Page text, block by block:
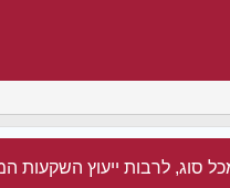
מכל סוג, לרבות ייעוץ